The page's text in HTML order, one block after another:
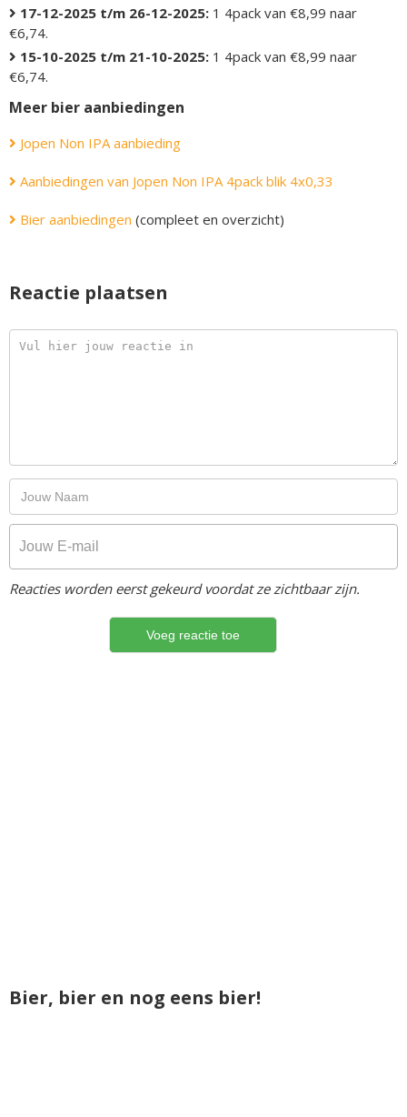
17-12-2025 t/m 26-12-2025: 1 4pack van €8,99 naar
€6,74.
15-10-2025 t/m 21-10-2025: 1 4pack van €8,99 naar
€6,74.
Meer bier aanbiedingen
Jopen Non IPA aanbieding
Aanbiedingen van Jopen Non IPA 4pack blik 4x0,33
Bier aanbiedingen (compleet en overzicht)
Reactie plaatsen
Reacties worden eerst gekeurd voordat ze zichtbaar zijn.
Bier, bier en nog eens bier!